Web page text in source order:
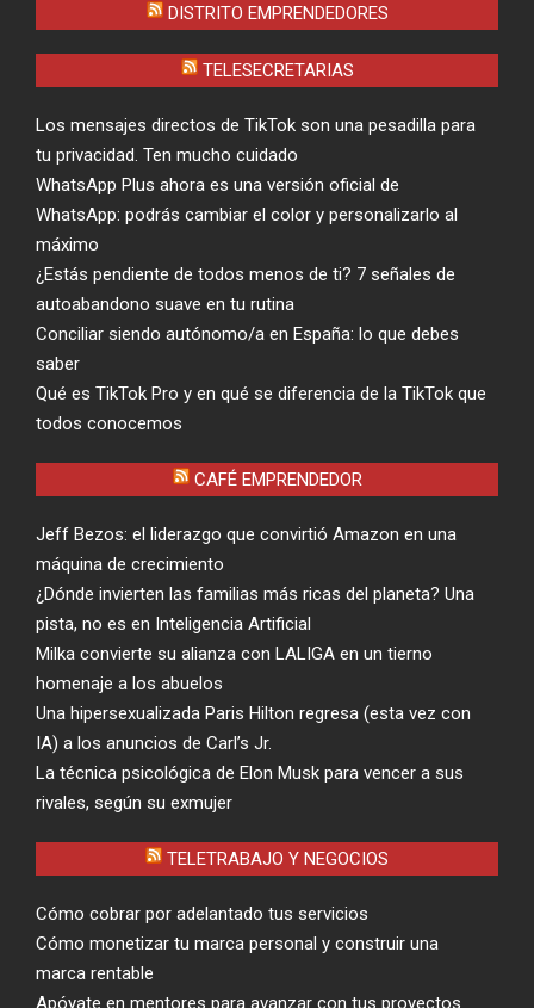
DISTRITO EMPRENDEDORES
TELESECRETARIAS
Los mensajes directos de TikTok son una pesadilla para
tu privacidad. Ten mucho cuidado
WhatsApp Plus ahora es una versión oficial de
WhatsApp: podrás cambiar el color y personalizarlo al
máximo
¿Estás pendiente de todos menos de ti? 7 señales de
autoabandono suave en tu rutina
Conciliar siendo autónomo/a en España: lo que debes
saber
Qué es TikTok Pro y en qué se diferencia de la TikTok que
todos conocemos
CAFÉ EMPRENDEDOR
Jeff Bezos: el liderazgo que convirtió Amazon en una
máquina de crecimiento
¿Dónde invierten las familias más ricas del planeta? Una
pista, no es en Inteligencia Artificial
Milka convierte su alianza con LALIGA en un tierno
homenaje a los abuelos
Una hipersexualizada Paris Hilton regresa (esta vez con
IA) a los anuncios de Carl’s Jr.
La técnica psicológica de Elon Musk para vencer a sus
rivales, según su exmujer
TELETRABAJO Y NEGOCIOS
Cómo cobrar por adelantado tus servicios
Cómo monetizar tu marca personal y construir una
marca rentable
Apóyate en mentores para avanzar con tus proyectos